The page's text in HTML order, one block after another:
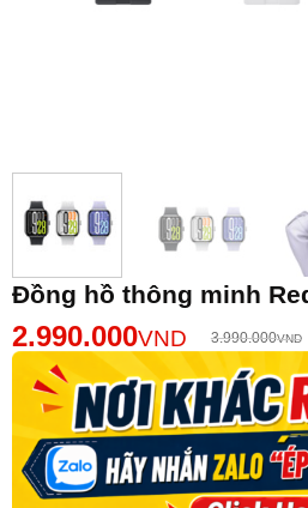
Đồng hồ thông minh
2.990.000VND 3.990.000VND